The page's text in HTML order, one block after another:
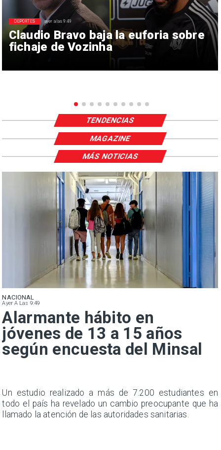
Claudio Bravo baja la euforia sobre
fichaje de Vozinha
DEPORTES ayer a las 9:49
TENDENCIAS
MAGAZINE
NACIONAL
Ayer A Las 9:49
Alarmante hábito en
jóvenes de 13 a 15 años
según encuesta del Minsal
Un estudio realizado a más de 7.200 estudiantes en
todo el país ha revelado un cambio preocupante que ha
llamado la atención de las autoridades sanitarias.
MÁS NOTICIAS